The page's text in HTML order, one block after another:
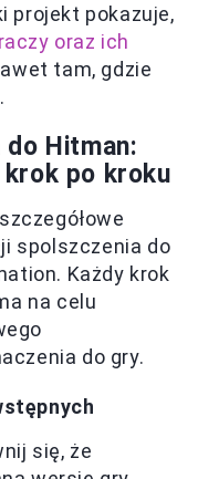
projekt pokazuje,
oraz ich
tam, gdzie
Hitman:
po kroku
spolszczenia do
Każdy krok
na celu
do gry.
się, że